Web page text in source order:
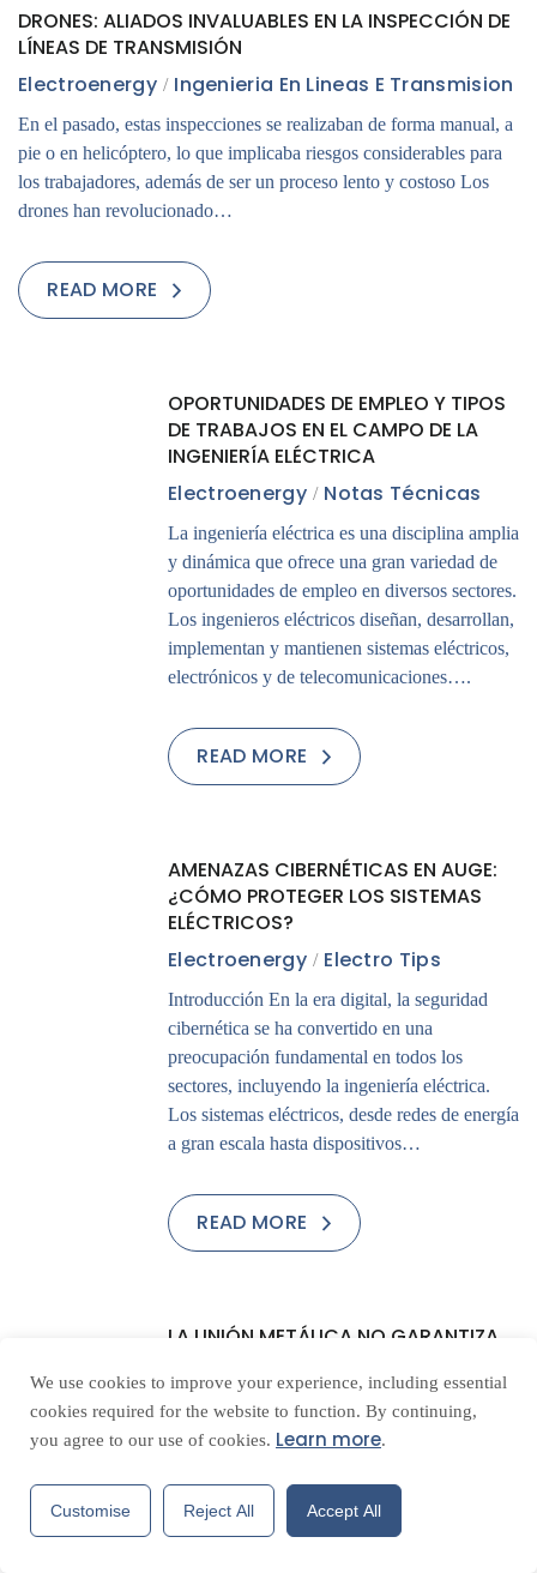
DRONES: ALIADOS INVALUABLES EN LA INSPECCIÓN DE
LÍNEAS DE TRANSMISIÓN
Electroenergy
Ingenieria En Lineas E Transmision
En el pasado, estas inspecciones se realizaban de forma manual, a
pie o en helicóptero, lo que implicaba riesgos considerables para
los trabajadores, además de ser un proceso lento y costoso Los
drones han revolucionado…
READ MORE
OPORTUNIDADES DE EMPLEO Y TIPOS
DE TRABAJOS EN EL CAMPO DE LA
INGENIERÍA ELÉCTRICA
Electroenergy
Notas Técnicas
La ingeniería eléctrica es una disciplina amplia
y dinámica que ofrece una gran variedad de
oportunidades de empleo en diversos sectores.
Los ingenieros eléctricos diseñan, desarrollan,
implementan y mantienen sistemas eléctricos,
electrónicos y de telecomunicaciones….
READ MORE
AMENAZAS CIBERNÉTICAS EN AUGE:
¿CÓMO PROTEGER LOS SISTEMAS
ELÉCTRICOS?
Electroenergy
Electro Tips
Introducción En la era digital, la seguridad
cibernética se ha convertido en una
preocupación fundamental en todos los
sectores, incluyendo la ingeniería eléctrica.
Los sistemas eléctricos, desde redes de energía
a gran escala hasta dispositivos…
READ MORE
LA UNIÓN METÁLICA NO GARANTIZA
DESDE LA NORMA UL 2703
Electroenergy
Notas Técnicas
que la unión metálica no garantiza
automáticamente la equipotencialidad, y se
We use cookies to improve your experience, including essential
cookies required for the website to function. By continuing,
you agree to our use of cookies. Learn more.
Customise Reject All Accept All